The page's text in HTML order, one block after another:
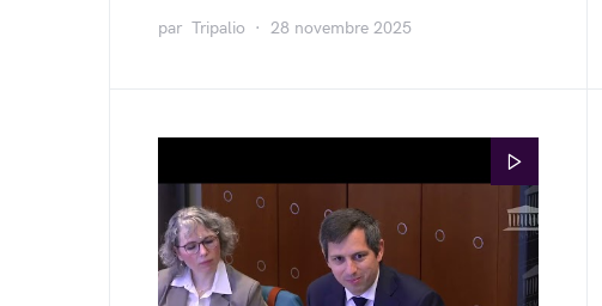
par Tripalio 28 novembre 2025